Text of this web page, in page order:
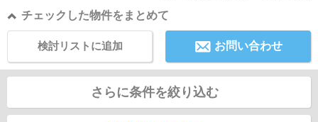
チェックした物件をまとめて
お問い合わせ
検討リストに追加
さらに条件を絞り込む